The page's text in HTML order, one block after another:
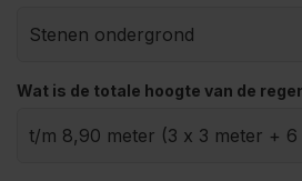
Wat is de totale hoogte van de